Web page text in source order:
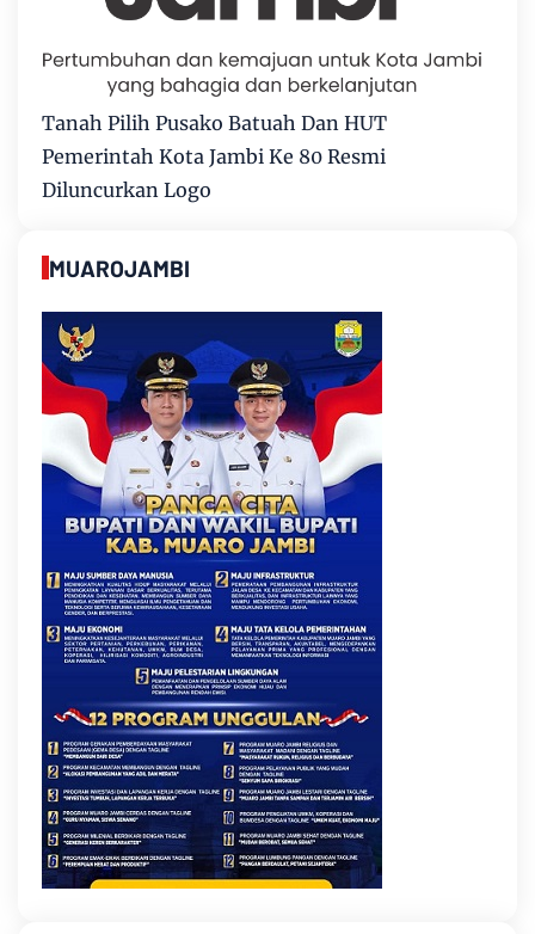
Tanah Pilih Pusako Batuah Dan HUT
Pemerintah Kota Jambi Ke 80 Resmi
Diluncurkan Logo
MUAROJAMBI